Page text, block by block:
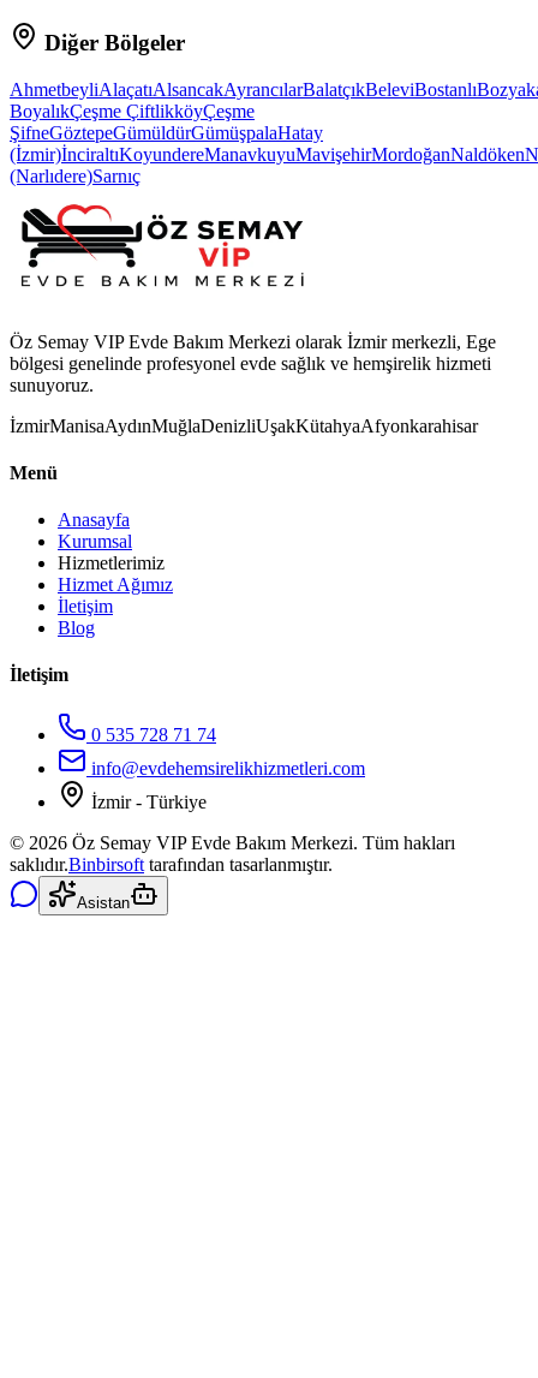
Diğer Bölgeler
AhmetbeyliAlaçatıAlsancakAyrancılarBalatçıkBeleviBostanlı
BoyalıkÇeşme ÇiftlikköyÇeşme
ŞifneGöztepeGümüldürGümüşpalaHatay
(İzmir)İnciraltıKoyundereManavkuyuMavişehirMordoğanNaldöken
(Narlıdere)Sarnıç
Öz Semay VIP Evde Bakım Merkezi olarak İzmir merkezli, Ege
bölgesi genelinde profesyonel evde sağlık ve hemşirelik hizmeti
sunuyoruz.
İzmirManisaAydınMuğlaDenizliUşakKütahyaAfyonkarahisar
Menü
Anasayfa
Kurumsal
Hizmetlerimiz
Hizmet Ağımız
İletişim
Blog
İletişim
0 535 728 71 74
info@evdehemsirelikhizmetleri.com
İzmir - Türkiye
© 2026 Öz Semay VIP Evde Bakım Merkezi. Tüm hakları
saklıdır.Binbirsoft tarafından tasarlanmıştır.
Asistan